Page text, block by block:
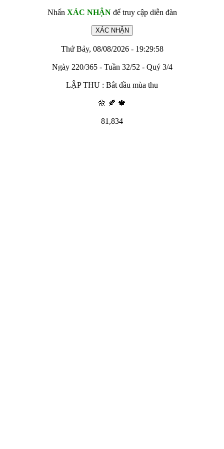
Nhấn XÁC NHẬNđể truy cập diễn đàn
Thứ Bảy, 08/08/2026 - 19:29:58
Ngày 220/365 - Tuần 32/52 - Quý 3/4
LẬP THU : Bắt đầu mùa thu
🌼 🍂 🍁
81,834